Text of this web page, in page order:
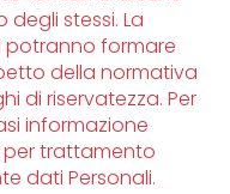
degli stessi. La
potranno formare
della normativa
di riservatezza. Per
informazione
trattamento
dati Personali.